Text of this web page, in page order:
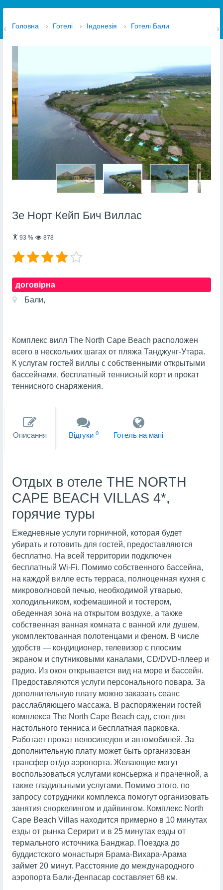
Головна › Готелі › Індонезія › Готелі Бали
Зе Норт Кейп Бич Виллас
93 % 878
договірна
Бали,
Комплекс вилл The North Cape Beach расположен
всего в нескольких шагах от пляжа Танджунг-Утара.
К услугам гостей виллы с собственными открытыми
бассейнами, бесплатный теннисный корт и прокат
теннисного снаряжения.
Описання Вiдгуки 0 Готель на мапi
Отдых в отеле THE NORTH
CAPE BEACH VILLAS 4*,
горячие туры
Ежедневные услуги горничной, которая будет
убирать и готовить для гостей, предоставляются
бесплатно. На всей территории подключен
бесплатный Wi-Fi. Помимо собственного бассейна,
на каждой вилле есть терраса, полноценная кухня с
микроволновой печью, необходимой утварью,
холодильником, кофемашиной и тостером,
обеденная зона на открытом воздухе, а также
собственная ванная комната с ванной или душем,
укомплектованная полотенцами и феном. В числе
удобств — кондиционер, телевизор с плоским
экраном и спутниковыми каналами, CD/DVD-плеер и
радио. Из окон открывается вид на море и бассейн.
Предоставляются услуги персонального повара. За
дополнительную плату можно заказать сеанс
расслабляющего массажа. В распоряжении гостей
комплекса The North Cape Beach сад, стол для
настольного тенниса и бесплатная парковка.
Работает прокат велосипедов и автомобилей. За
дополнительную плату может быть организован
трансфер от/до аэропорта. Желающие могут
воспользоваться услугами консьержа и прачечной, а
также гладильными услугами. Помимо этого, по
запросу сотрудники комплекса помогут организовать
занятия сноркелингом и дайвингом. Комплекс North
Cape Beach Villas находится примерно в 10 минутах
езды от рынка Серирит и в 25 минутах езды от
термального источника Банджар. Поездка до
буддистского монастыря Брама-Вихара-Арама
займет 20 минут. Расстояние до международного
аэропорта Бали-Денпасар составляет 68 км.